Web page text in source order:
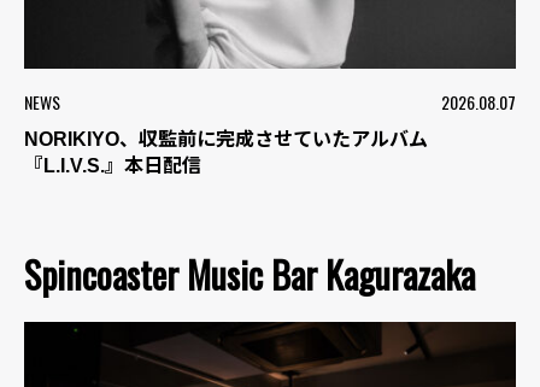
NEWS 2026.08.07
NORIKIYO、収監前に完成させていたアルバム
『L.I.V.S.』本日配信
Spincoaster Music Bar Kagurazaka